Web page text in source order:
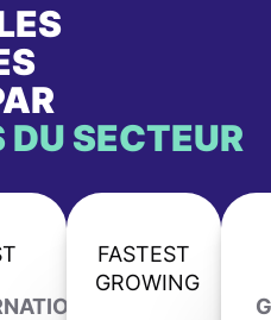
DU SECTEUR
FASTEST
GROWING